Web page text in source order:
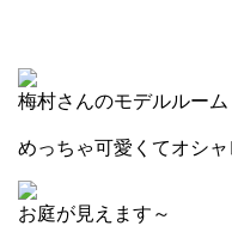
梅村さんのモデルルー
めっちゃ可愛くてオシャ
お庭が見えます～